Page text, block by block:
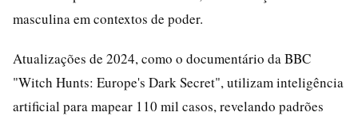
masculina em contextos de poder.
Atualizações de 2024, como o documentário da BBC
"Witch Hunts: Europe's Dark Secret", utilizam inteligência
artificial para mapear 110 mil casos, revelando padrões